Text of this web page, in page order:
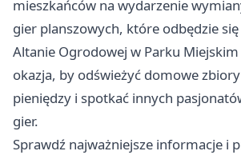
mieszkańców na wydarzenie
gier planszowych, które odbędzie
Altanie Ogrodowej w Parku Miejskim
okazja, by odświeżyć domowe
pieniędzy i spotkać innych
gier.
Sprawdź najważniejsze informacje i